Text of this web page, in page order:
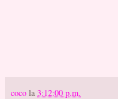
coco la 3:12:00 p.m.